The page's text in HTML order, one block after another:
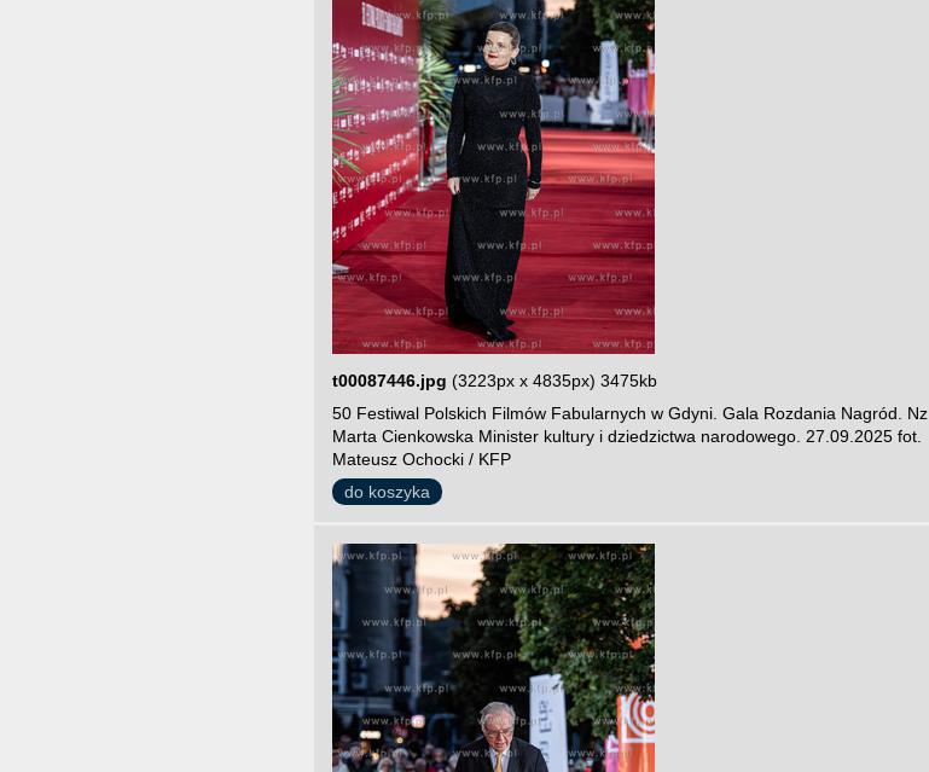
t00087446.jpg (3223px x 4835px) 3475kb
50 Festiwal Polskich Filmów Fabularnych w Gdyni. Gala Rozdania Nagród. Nz
Marta Cienkowska Minister kultury i dziedzictwa narodowego. 27.09.2025 fot.
Mateusz Ochocki / KFP
do koszyka